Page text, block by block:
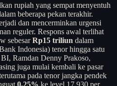
rupiah yang sempat menyentuh
beberapa pekan terakhir.
dan mencerminkan urgensi
reguler. Respons awal terlihat
sebesarRp15 triliun dalam
Indonesia) tenor hingga satu
Ramdan Denny Prakoso,
juga mulai kembali ke pasar
pada tenor jangka pendek
0,25% ke level 17.930 per